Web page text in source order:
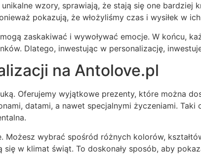
wzory, sprawiają, że stają się one bardziej
pokazują, że włożyliśmy czas i wysiłek w
zaskakiwać i wywoływać emocje. W końcu,
Dlatego, inwestując w personalizację,
na Antolove.pl
Oferujemy wyjątkowe prezenty, które można
datami, a nawet specjalnymi życzeniami.
Możesz wybrać spośród różnych kolorów,
w klimat świąt. To doskonały sposób, aby